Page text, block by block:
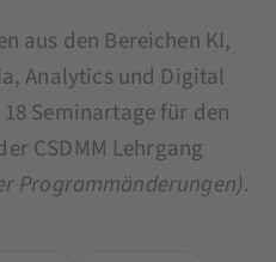
aus den Bereichen KI,
Analytics und Digital
Seminartage für den
CSDMM Lehrgang
Programmänderungen).